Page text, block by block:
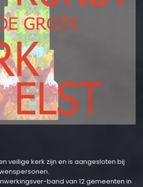
veilige kerk zijn en is aangesloten bij
band van 12 gemeenten in